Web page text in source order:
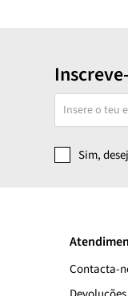
Sim,
Contacta-